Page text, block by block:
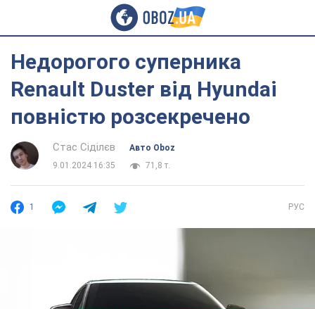
Недорогого суперника
Renault Duster від Hyundai
повністю розсекречено
Стас Сіділєв
Авто Oboz
9.01.2024 16:35
71,8 т.
1 РУС